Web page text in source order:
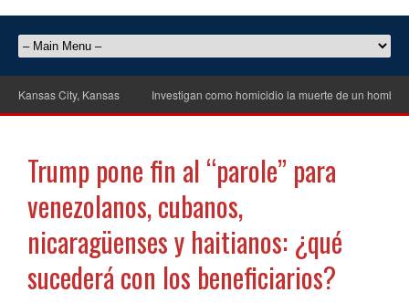
City, Kansas Investigan como homicidio la muerte de un hombre de unos
Trump pone fin al “parole” para
venezolanos, cubanos,
nicaragüenses y haitianos: ¿qué
sucederá con los beneficiarios?